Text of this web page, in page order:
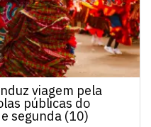
viagem pela
públicas do
segunda (10)